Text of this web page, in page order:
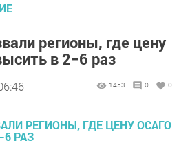
регионы, где цену
в 2−6 раз
1453 0 0